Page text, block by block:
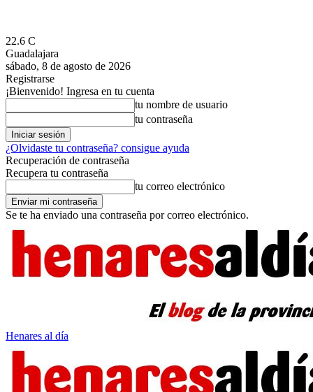
22.6 C
Guadalajara
sábado, 8 de agosto de 2026
Registrarse
¡Bienvenido! Ingresa en tu cuenta
tu nombre de usuario
tu contraseña
¿Olvidaste tu contraseña? consigue ayuda
Recuperación de contraseña
Recupera tu contraseña
tu correo electrónico
Se te ha enviado una contraseña por correo electrónico.
Henares al día